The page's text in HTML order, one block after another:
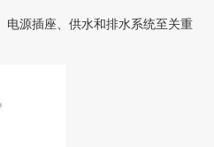
电源插座、供水和排水系统至关重